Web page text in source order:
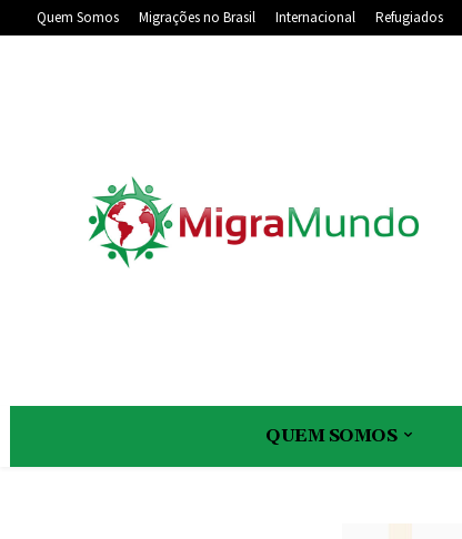
Quem Somos Migrações no Brasil Internacional Refugiados
QUEM SOMOS